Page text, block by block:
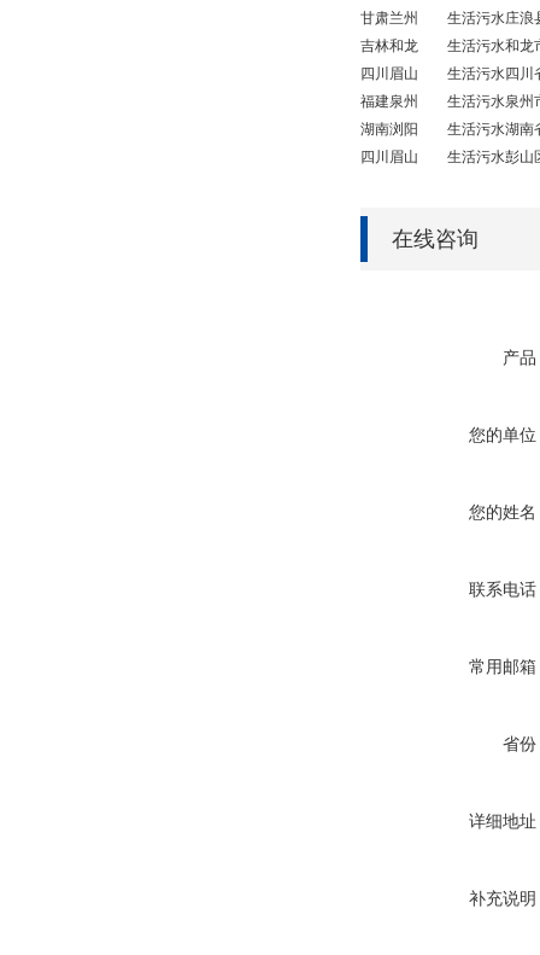
甘肃兰州 生活污水庄浪
吉林和龙 生活污水和龙
四川 眉山 生活污水四川
福建泉州 生活污水泉州
湖南浏阳 生活污水湖南
四川 眉山 生活污水彭山
在线咨询
产品
您的单位
您的姓名
联系电话
常用邮箱
省份
详细地址
补充说明